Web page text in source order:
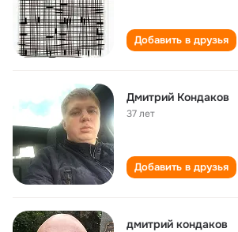
Добавить в друзья
Дмитрий Кондаков
37 лет
Добавить в друзья
дмитрий кондаков